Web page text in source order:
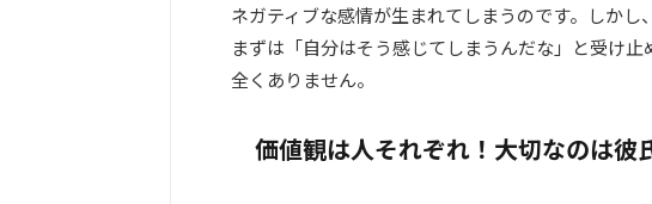
ネガティブな感情が生まれてしまうのです。しかし
まずは「自分はそう感じてしまうんだな」と受け
全くありません。
価値観は人それぞれ！大切なのは彼